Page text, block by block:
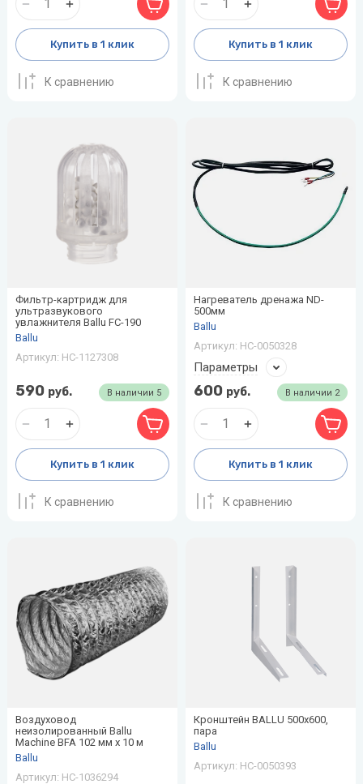
Купить в 1 клик
К сравнению
Купить в 1 клик
К сравнению
Фильтр-картридж для
ультразвукового
увлажнителя Ballu FC-190
Ballu
Артикул: НС-1127308
В наличии 5
590 руб.
Купить в 1 клик
К сравнению
Нагреватель дренажа ND-
500мм
Ballu
Артикул: НС-0050328
Параметры
В наличии 2
600 руб.
Купить в 1 клик
К сравнению
Воздуховод
неизолированный Ballu
Machine BFA 102 мм х 10 м
Ballu
Артикул: НС-1036294
Кронштейн BALLU 500х600,
пара
Ballu
Артикул: НС-0050393